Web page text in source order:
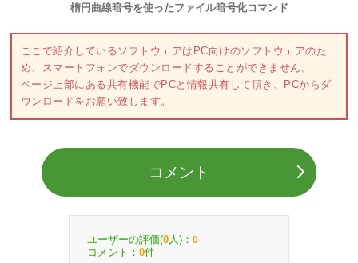
楕円曲線暗号を使ったファイル暗号化コマンド
ここで紹介しているソフトウェアはPC向けのソフトウェアのた
め、スマートフォンでダウンロードすることができません。
ページ上部にある共有機能でPCと情報共有して頂き、PCからダ
ウンロードをお願い致します。
コメント
ユーザーの評価(0 人)： 0
コメント： 0件